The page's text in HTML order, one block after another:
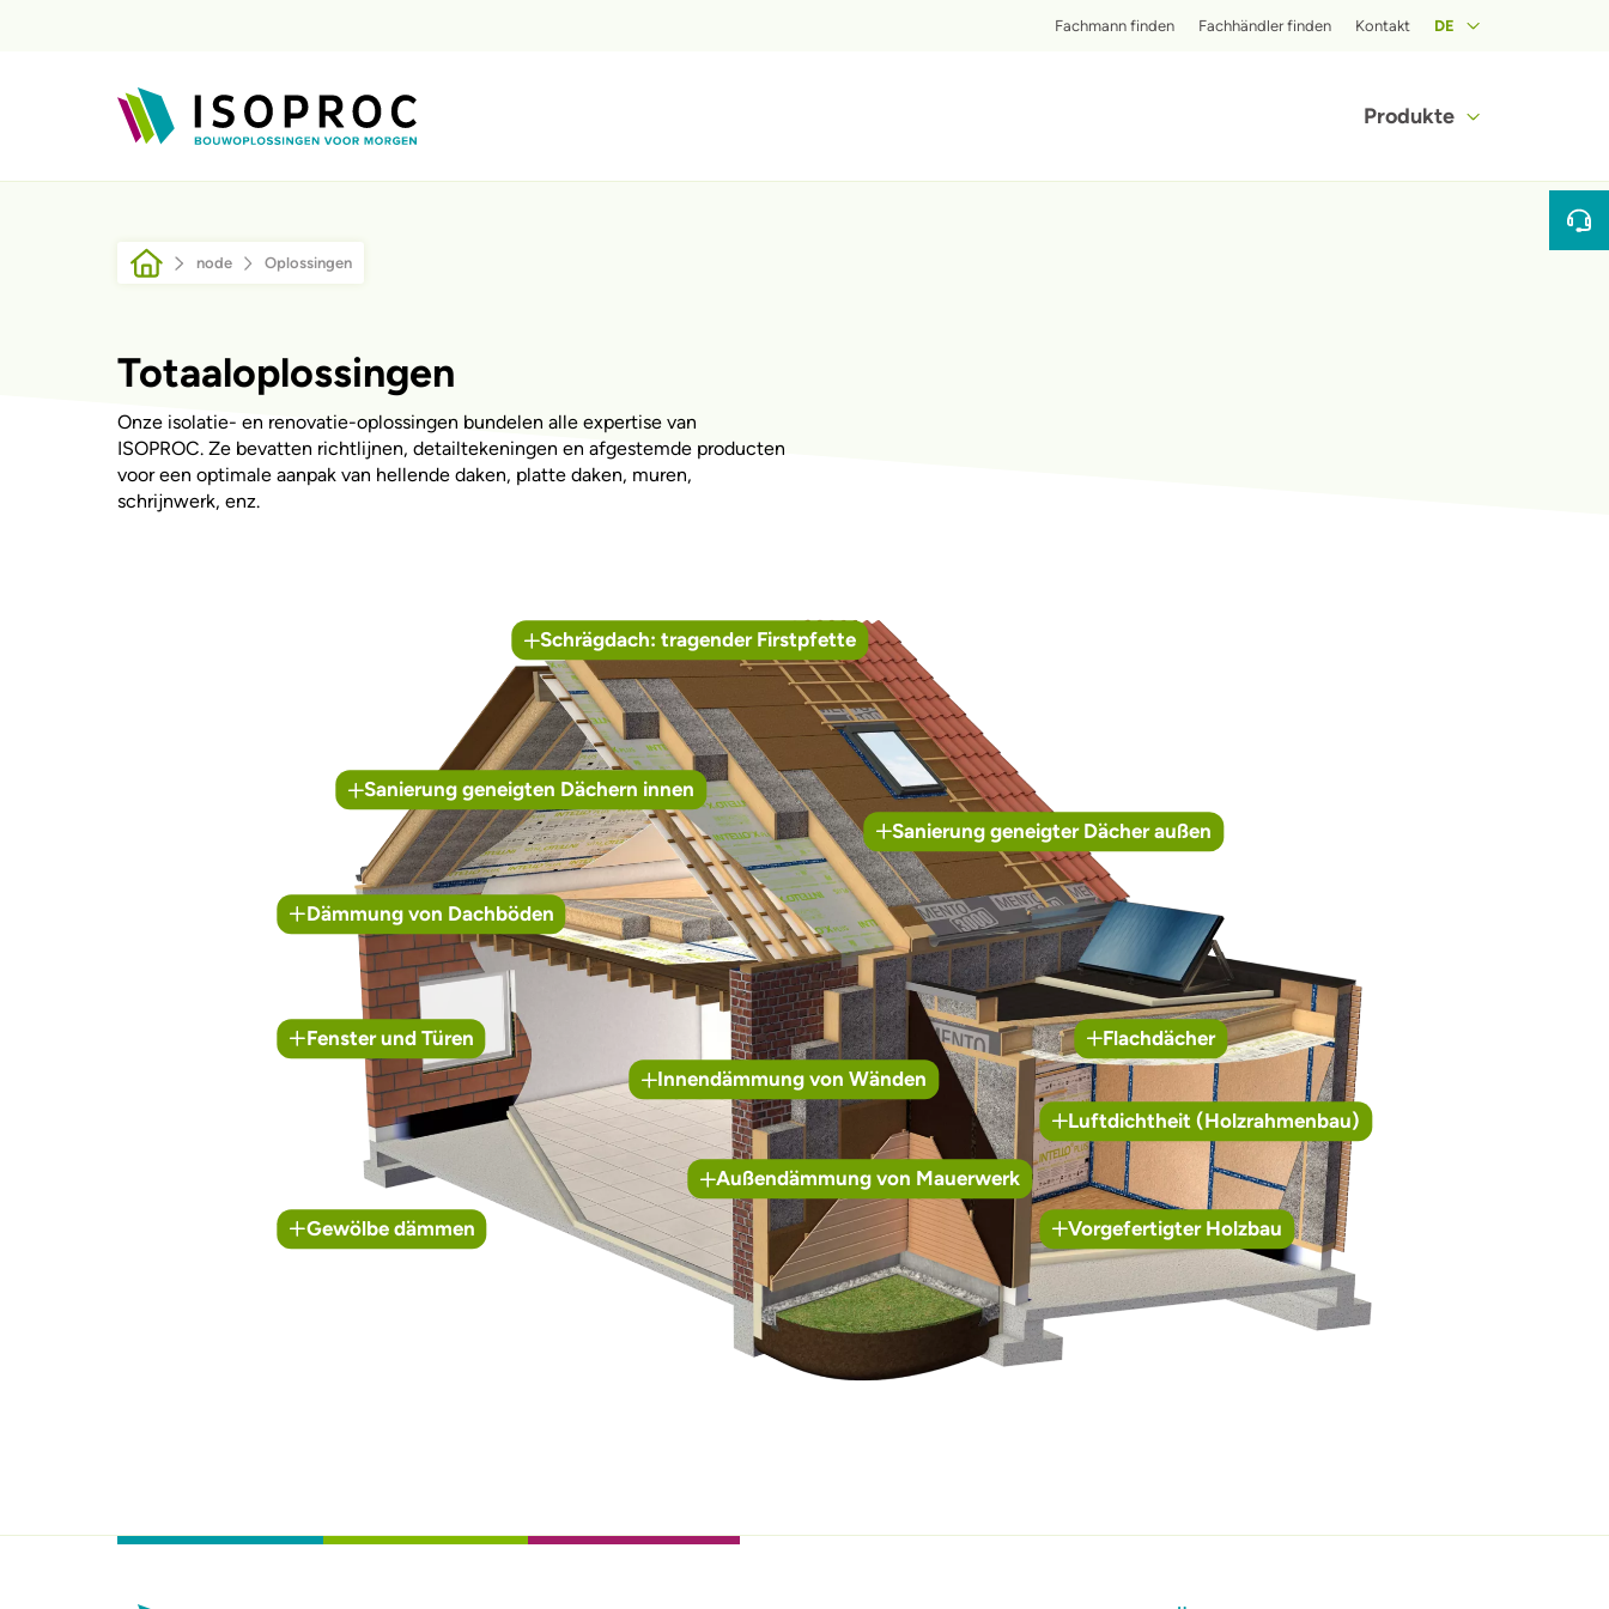
Top menu
Fachmann finden Fachhändler finden Kontakt DE
Produkte
Pfadnavigation
node Oplossingen
Totaaloplossingen
Onze isolatie- en renovatie-oplossingen bundelen alle expertise van
ISOPROC. Ze bevatten richtlijnen, detailtekeningen en afgestemde producten
voor een optimale aanpak van hellende daken, platte daken, muren,
schrijnwerk, enz.
Schrägdach: tragender Firstpfette
Flachdächer
Gewölbe dämmen
Sanierung geneigten Dächern innen
Sanierung geneigter Dächer außen
Fenster und Türen
Innendämmung von Wänden
Außendämmung von Mauerwerk
Vorgefertigter Holzbau
Dämmung von Dachböden
Luftdichtheit (Holzrahmenbau)